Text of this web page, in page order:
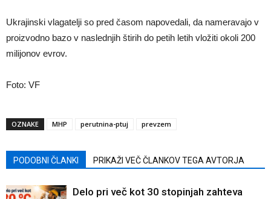
Ukrajinski vlagatelji so pred časom napovedali, da nameravajo v
proizvodno bazo v naslednjih štirih do petih letih vložiti okoli 200
milijonov evrov.
Foto: VF
OZNAKE MHP perutnina-ptuj prevzem
PODOBNI ČLANKI PRIKAŽI VEČ ČLANKOV TEGA AVTORJA
Delo pri več kot 30 stopinjah zahteva